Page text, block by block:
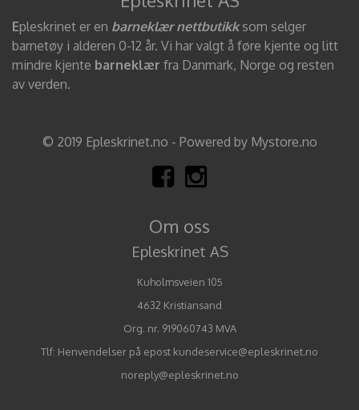
Epleskrinet er en barneklær nettbutikksom selger
barnetøy i alderen 0-12 år. Vi har valgt å føre kjente og litt
mindre kjente barneklær fra Danmark, Norge og resten
av verden.
© 2019 Epleskrinet.no - Powered by Mystore.no
Om oss
Epleskrinet AS
Kuholmsveien 105
4632 Kristiansand
Org. nr. 919060743 MVA
Tlf: Henvendelser på epost kundeservice@epleskrinet.no
noreply@epleskrinet.no